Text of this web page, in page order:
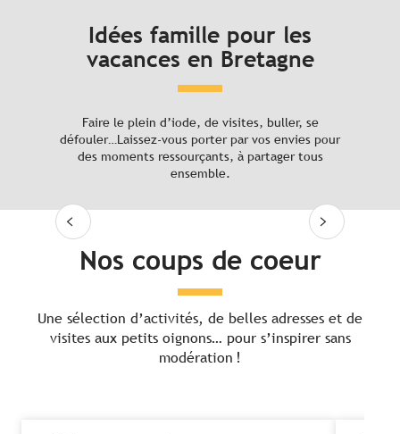
Préparez votre séjour
Ils ont testé pour vous
Vous aimerez aussi
Idées famille pour les
vacances en Bretagne
Faire le plein d’iode, de visites, buller, se
défouler…Laissez-vous porter par vos envies pour
des moments ressourçants, à partager tous
ensemble.
5 plages secrètes pour vos vacances en
Bretagne
Lire la suite
Nos coups de coeur
Une sélection d’activités, de belles adresses et de
visites aux petits oignons… pour s’inspirer sans
modération !